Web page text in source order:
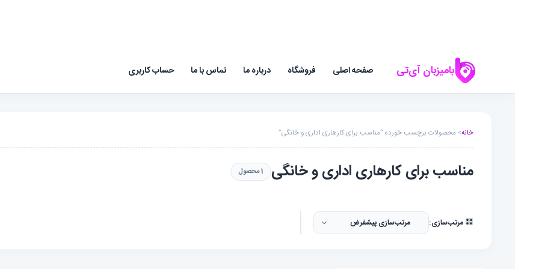
بامیزبان آی‌تی صفحه اصلی فروشگاه درباره ما تماس با ما حساب کاربری
خانه> محصولات برچسب خورده “مناسب برای کارهاری اداری و خانگی”
مناسب برای کارهاری اداری و خانگی 1 محصول
مرتب‌سازی: